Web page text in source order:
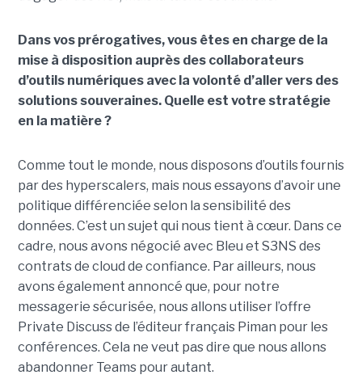
Dans vos prérogatives, vous êtes en charge de la
mise à disposition auprès des collaborateurs
d’outils numériques avec la volonté d’aller vers des
solutions souveraines. Quelle est votre stratégie
en la matière ?
Comme tout le monde, nous disposons d’outils fournis
par des hyperscalers, mais nous essayons d’avoir une
politique différenciée selon la sensibilité des
données. C’est un sujet qui nous tient à cœur. Dans ce
cadre, nous avons négocié avec Bleu et S3NS des
contrats de cloud de confiance. Par ailleurs, nous
avons également annoncé que, pour notre
messagerie sécurisée, nous allons utiliser l’offre
Private Discuss de l’éditeur français Piman pour les
conférences. Cela ne veut pas dire que nous allons
abandonner Teams pour autant.